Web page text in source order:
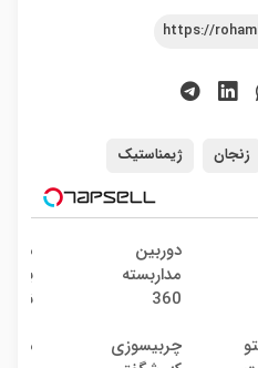
https://
زنجان ژیمناستیک
دوربین
مداربسته
360
نصب
به
کننده
چربیسوزی